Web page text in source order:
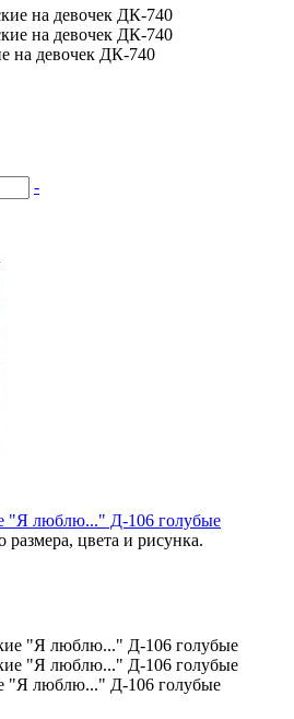
на девочек ДК-740
-
"Я люблю..." Д-106 голубые
размера, цвета и рисунка.
"Я люблю..." Д-106 голубые